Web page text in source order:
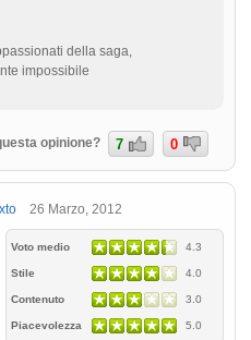
della saga,
impossibile
opinione? 7 0
26 Marzo, 2012
Voto medio 4.3
Stile 4.0
Contenuto 3.0
Piacevolezza 5.0